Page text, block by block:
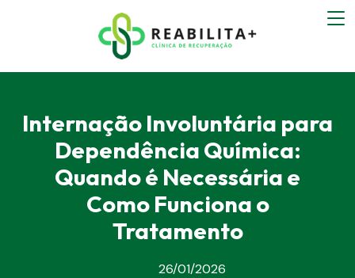
Internação Involuntária para
Dependência Química:
Quando é Necessária e
Como Funciona o
Tratamento
26/01/2026